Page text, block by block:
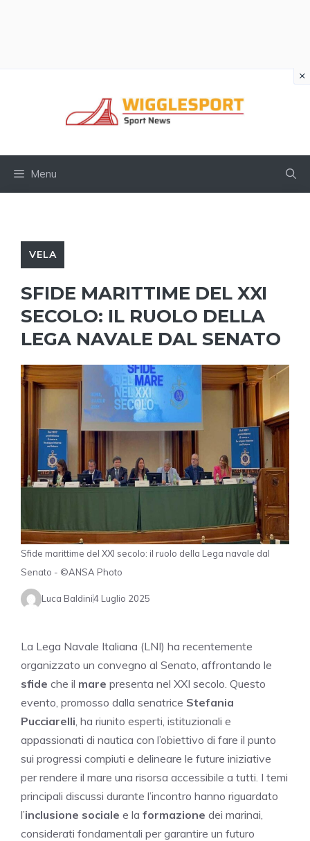
Menu
VELA
SFIDE MARITTIME DEL XXI
SECOLO: IL RUOLO DELLA
LEGA NAVALE DAL SENATO
Sfide marittime del XXI secolo: il ruolo della Lega navale dal
Senato - ©ANSA Photo
Luca Baldini4 Luglio 2025
La Lega Navale Italiana (LNI) ha recentemente
organizzato un convegno al Senato, affrontando le
sfide che il mare presenta nel XXI secolo. Questo
evento, promosso dalla senatrice Stefania
Pucciarelli , ha riunito esperti, istituzionali e
appassionati di nautica con l’obiettivo di fare il punto
sui progressi compiuti e delineare le future iniziative
per rendere il mare una risorsa accessibile a tutti. I temi
principali discussi durante l’incontro hanno riguardato
l’inclusione sociale e la formazione dei marinai,
considerati fondamentali per garantire un futuro
×